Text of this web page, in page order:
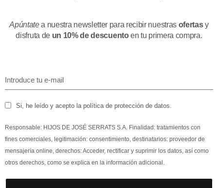
Apúntatea nuestra newsletter para recibir nuestras ofertasy
disfruta de un 10% de descuentoen tu primera compra.
Si, he leído y acepto la política de protección de datos.
Responsable: HIJOS DE JOSÉ SERRATS S.A. Finalidad: tratamientos con
fines comerciales, legitimación: consentimiento, destinatarios: proveedor de
mensajería online, derechos: Acceder, rectificar y suprimir los datos, así como
otros derechos, como se explica en la información adicional.